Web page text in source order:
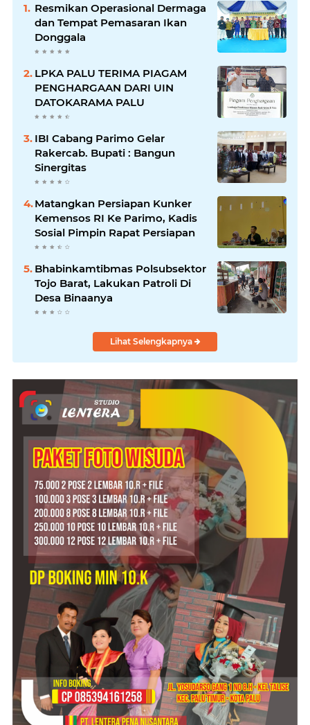
Resmikan Operasional Dermaga
dan Tempat Pemasaran Ikan
Donggala
LPKA PALU TERIMA PIAGAM
PENGHARGAAN DARI UIN
DATOKARAMA PALU
IBI Cabang Parimo Gelar
Rakercab. Bupati : Bangun
Sinergitas
Matangkan Persiapan Kunker
Kemensos RI Ke Parimo, Kadis
Sosial Pimpin Rapat Persiapan
Bhabinkamtibmas Polsubsektor
Tojo Barat, Lakukan Patroli Di
Desa Binaanya
Lihat Selengkapnya